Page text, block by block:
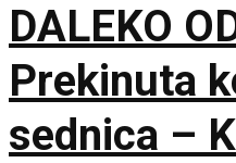
DALEKO
Prekinuta
sednica –